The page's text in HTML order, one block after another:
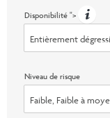
Disponibilité ">
Entièrement
Niveau de risque
Faible, Faible à